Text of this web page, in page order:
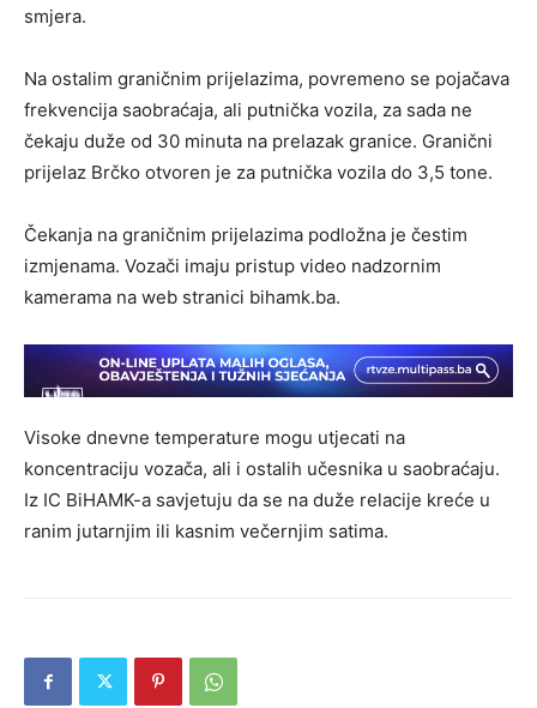
smjera.
Na ostalim graničnim prijelazima, povremeno se pojačava
frekvencija saobraćaja, ali putnička vozila, za sada ne
čekaju duže od 30 minuta na prelazak granice. Granični
prijelaz Brčko otvoren je za putnička vozila do 3,5 tone.
Čekanja na graničnim prijelazima podložna je čestim
izmjenama. Vozači imaju pristup video nadzornim
kamerama na web stranici bihamk.ba.
Visoke dnevne temperature mogu utjecati na
koncentraciju vozača, ali i ostalih učesnika u saobraćaju.
Iz IC BiHAMK-a savjetuju da se na duže relacije kreće u
ranim jutarnjim ili kasnim večernjim satima.